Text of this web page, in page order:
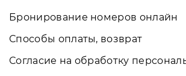
Бронирование номеров онлайн
Способы оплаты, возврат
Согласие на обработку